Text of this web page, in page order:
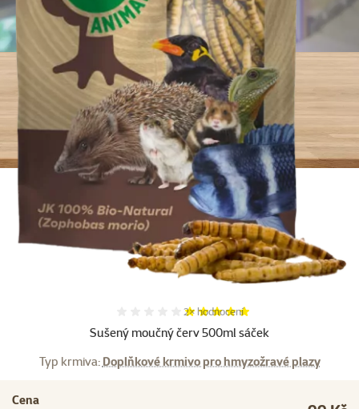
Sušený moučný červ 500ml sáček
Hodnocení 100%, počet hodnocení:
2× hodnocení
Typ krmiva: Doplňkové krmivo pro hmyzožravé plazy
Cena